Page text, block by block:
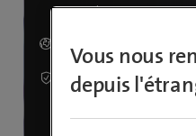
compte
Accès en tout lieu
Protection contre les
l’hameçonnage
Vous nous
depuis